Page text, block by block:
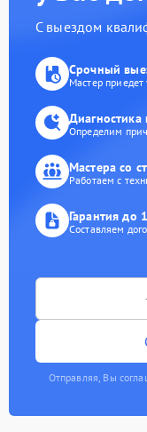
С выездом
Срочный
Мастер
Диагностика
Определим
Мастера со
Работаем с
Гарантия до
Составляем
Отправляя, Вы